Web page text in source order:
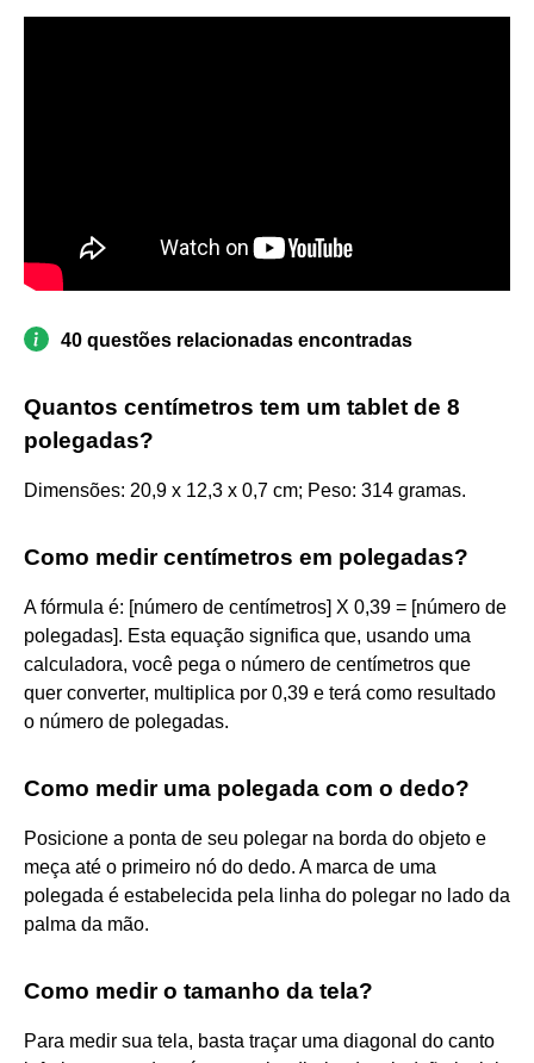
40 questões relacionadas encontradas
Quantos centímetros tem um tablet de 8
polegadas?
Dimensões: 20,9 x 12,3 x 0,7 cm; Peso: 314 gramas.
Como medir centímetros em polegadas?
A fórmula é: [número de centímetros] X 0,39 = [número de
polegadas]. Esta equação significa que, usando uma
calculadora, você pega o número de centímetros que
quer converter, multiplica por 0,39 e terá como resultado
o número de polegadas.
Como medir uma polegada com o dedo?
Posicione a ponta de seu polegar na borda do objeto e
meça até o primeiro nó do dedo. A marca de uma
polegada é estabelecida pela linha do polegar no lado da
palma da mão.
Como medir o tamanho da tela?
Para medir sua tela, basta traçar uma diagonal do canto